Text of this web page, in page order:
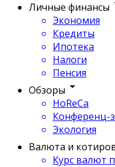
Личные финансы
Экономия
Кредиты
Ипотека
Налоги
Пенсия
Обзоры
HoReCa
Конференц-
Экология
Валюта и
Курс валют